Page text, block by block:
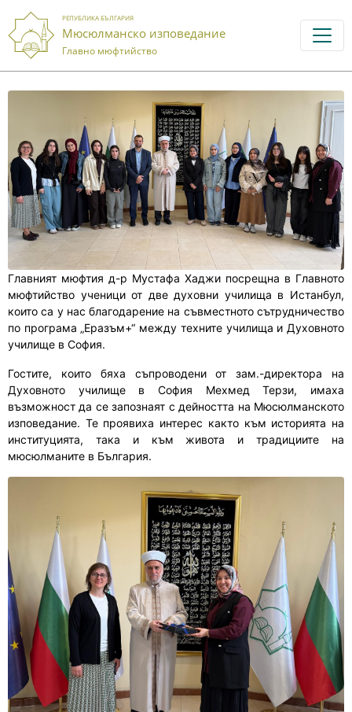
РЕПУБЛИКА БЪЛГАРИЯ
Мюсюлманско изповедание
Главно мюфтийство
Главният мюфтия д-р Мустафа Хаджи посрещна в Главното
мюфтийство ученици от две духовни училища в Истанбул,
които са у нас благодарение на съвместното сътрудничество
по програма „Еразъм+“ между техните училища и Духовното
училище в София.
Гостите, които бяха съпроводени от зам.-директора на
Духовното училище в София Мехмед Терзи, имаха
възможност да се запознаят с дейността на Мюсюлманското
изповедание. Те проявиха интерес както към историята на
институцията, така и към живота и традициите на
мюсюлманите в България.